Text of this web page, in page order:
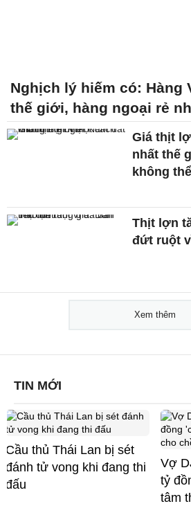
Nghịch lý hiếm có: Hàng
thế giới, hàng ngoại rẻ
Giá thịt
nhất thế
không
Thịt lợn
đứt ruột
Xem thêm
TIN MỚI
Cầu thủ Thái Lan bị sét
đánh tử vong khi đang thi
đấu
Vợ
tỷ
tâm